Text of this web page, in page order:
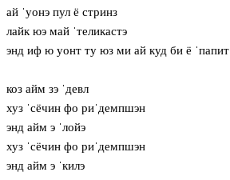
ай ˈуонэ пул ё стринз
лайк юэ май ˈтеликастэ
энд иф ю уонт ту юз ми ай куд би ё ˈпапит
коз айм зэ ˈдевл
хуз ˈсёчин фо риˈдемпшэн
энд айм э ˈлойэ
хуз ˈсёчин фо риˈдемпшэн
энд айм э ˈкилэ